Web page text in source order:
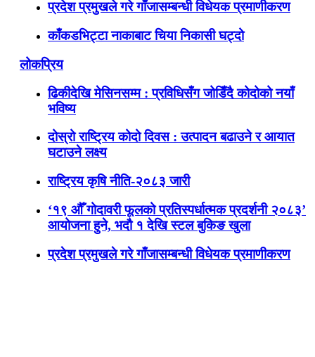
प्रदेश प्रमुखले गरे गाँजासम्बन्धी विधेयक प्रमाणीकरण
काँकडभिट्टा नाकाबाट चिया निकासी घट्दो
लोकप्रिय
ढिकीदेखि मेसिनसम्म : प्रविधिसँग जोडिँदै कोदोको नयाँ
भविष्य
दोस्रो राष्ट्रिय कोदो दिवस : उत्पादन बढाउने र आयात
घटाउने लक्ष्य
राष्ट्रिय कृषि नीति-२०८३ जारी
‘१९ औँ गोदावरी फूलको प्रतिस्पर्धात्मक प्रदर्शनी २०८३’
आयोजना हुने, भदौ १ देखि स्टल बुकिङ खुला
प्रदेश प्रमुखले गरे गाँजासम्बन्धी विधेयक प्रमाणीकरण